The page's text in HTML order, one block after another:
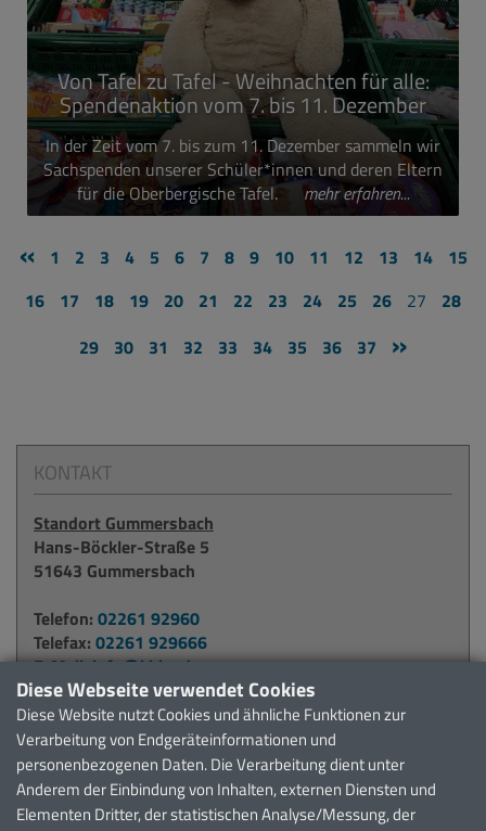
Diese Webseite verwendet Cookies
Diese Website nutzt Cookies und ähnliche Funktionen zur
Verarbeitung von Endgeräteinformationen und
personenbezogenen Daten. Die Verarbeitung dient unter
Anderem der Einbindung von Inhalten, externen Diensten und
Elementen Dritter, der statistischen Analyse/Messung, der
Von Tafel zu Tafel - Weihnachten für alle:
Spendenaktion vom 7. bis 11. Dezember
In der Zeit vom 7. bis zum 11. Dezember sammeln wir
Sachspenden unserer Schüler*innen und deren Eltern
für die Oberbergische Tafel.
mehr erfahren...
« 1 2 3 4 5 6 7 8 9 10 11 12 13 14
15
16
17 18 19 20 21 22 23 24 25 26 27
28
29
30 31 32 33 34 35 36 37 »
KONTAKT
Standort Gummersbach
Hans-Böckler-Straße 5
51643 Gummersbach
Telefon: 02261 92960
Telefax: 02261 929666
E-Mail: info@kbko.de
Standort Waldbröl
Alter Krankenhausweg 6
51545 Waldbröl